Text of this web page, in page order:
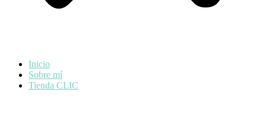
Inicio
Sobre mí
Tienda CLIC